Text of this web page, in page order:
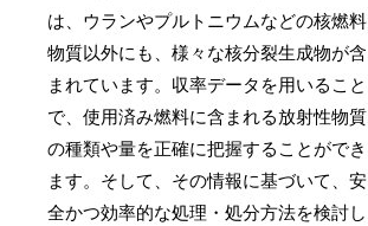
は、ウランやプルトニウムなどの核燃料
物質以外にも、様々な核分裂生成物が含
まれています。収率データを用いること
で、使用済み燃料に含まれる放射性物質
の種類や量を正確に把握することができ
ます。そして、その情報に基づいて、安
全かつ効率的な処理・処分方法を検討し